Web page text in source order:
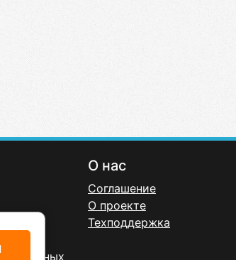
О нас
Соглашение
О проекте
Техподдержка